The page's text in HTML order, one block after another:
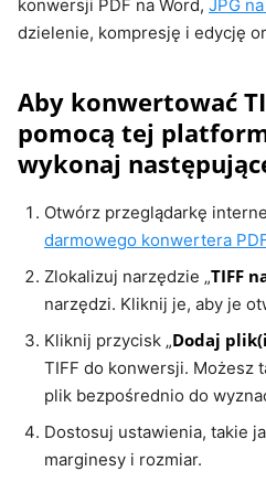
konwersji PDF na Word, JPG
dzielenie, kompresję i edycję
Aby konwertować
pomocą tej
wykonaj
Otwórz przeglądarkę
darmowego konwertera
Zlokalizuj narzędzie „TIFF
narzędzi. Kliknij je, aby je
Kliknij przycisk „Dodaj
TIFF do konwersji. Możesz
plik bezpośrednio do
Dostosuj ustawienia, takie
marginesy i rozmiar.